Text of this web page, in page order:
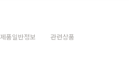
제품일반정보 관련상품